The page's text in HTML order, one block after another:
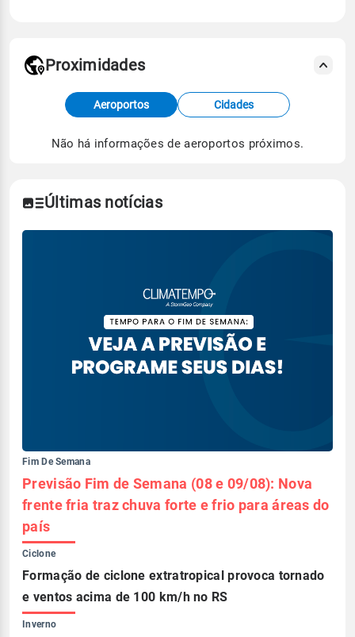
Fonte: dados combinados de estações
meteorológicas e satélite do Centro de Previsão
de Tempo e Estudos Climáticos (CPTEC).
Proximidades
Aeroportos Cidades
Não há informações de aeroportos próximos.
Últimas notícias
Fim De Semana
Previsão Fim de Semana (08 e 09/08): Nova
frente fria traz chuva forte e frio para áreas do
país
Ciclone
Formação de ciclone extratropical provoca tornado
e ventos acima de 100 km/h no RS
Inverno